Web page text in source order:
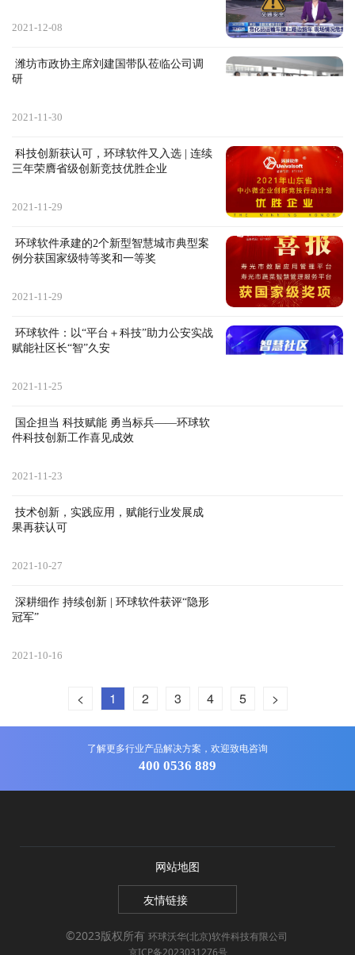
2021-12-08
2021-11-30
潍坊市政协主席刘建国带队莅临公司调
研
2021-11-29
科技创新获认可，环球软件又入选 | 连续
三年荣膺省级创新竞技优胜企业
2021-11-29
环球软件承建的2个新型智慧城市典型案
例分获国家级特等奖和一等奖
2021-11-25
环球软件：以“平台＋科技”助力公安实战
赋能社区长“智”久安
2021-11-23
国企担当 科技赋能 勇当标兵——环球软
件科技创新工作喜见成效
2021-10-27
技术创新，实践应用，赋能行业发展成
果再获认可
2021-10-16
深耕细作 持续创新 | 环球软件获评“隐形
冠军”
< 1 2 3 4 5 >
了解更多行业产品解决方案，欢迎致电咨询
400 0536 889
网站地图
友情链接
©2023版权所有 环球沃华(北京)软件科技有限公司
京ICP备2023031276号